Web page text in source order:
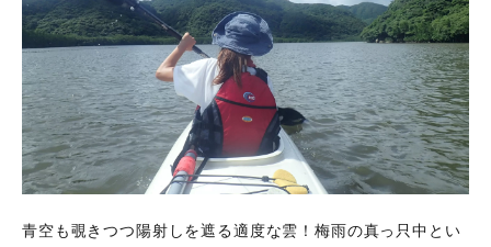
青空も覗きつつ陽射しを遮る適度な雲！梅雨の真っ只中とい